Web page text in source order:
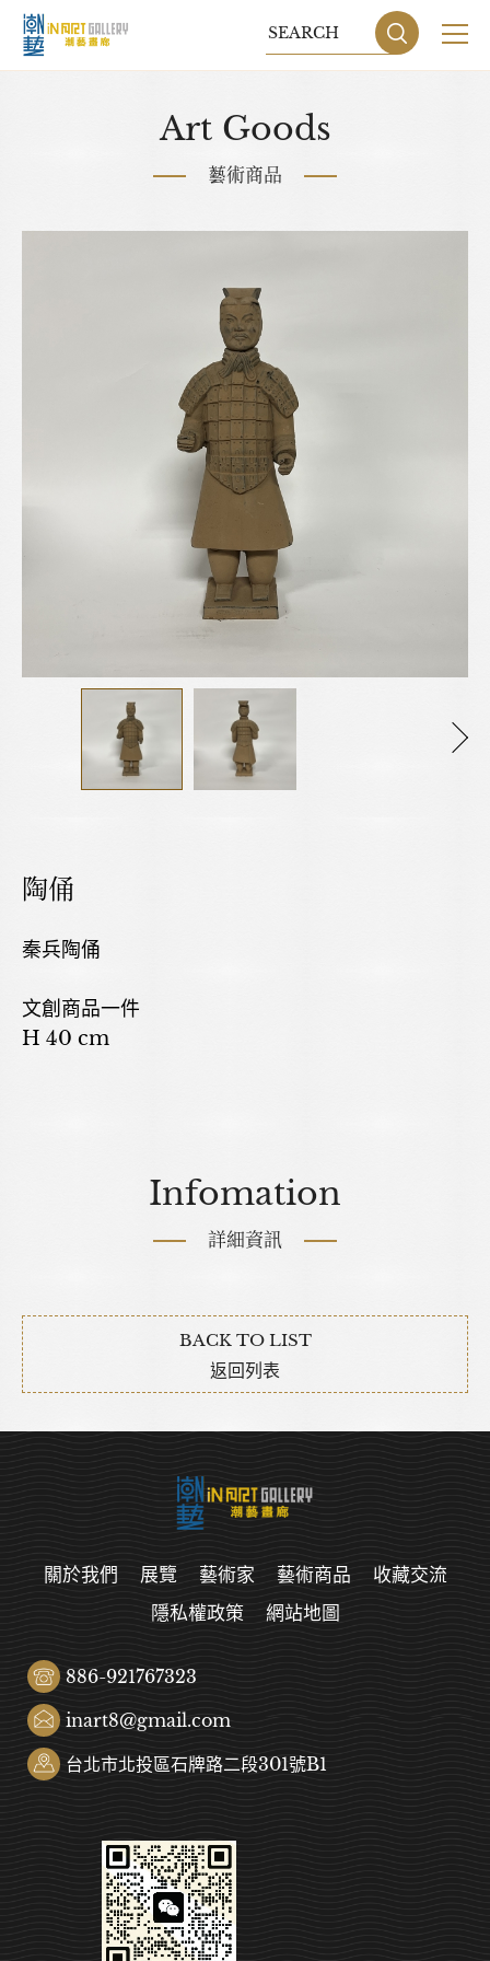
網站地圖
DESIGN
Art Goods
藝術商品
陶俑
秦兵陶俑
文創商品一件
H 40 cm
Infomation
詳細資訊
BACK TO LIST
返回列表
關於我們 展覽 藝術家 藝術商品
收藏交流
隱私權政策
網站地圖
886-921767323
inart8@gmail.com
台北市北投區石牌路二段301號B1